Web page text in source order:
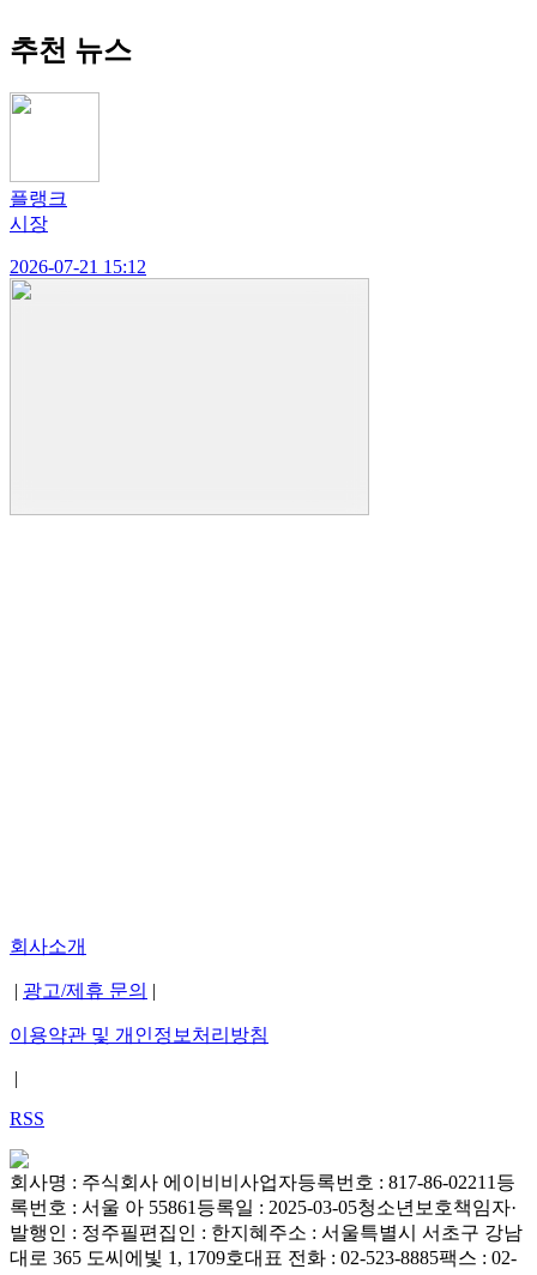
추천 뉴스
플랭크
시장
2026-07-21 15:12
회사소개
광고/제휴 문의
이용약관 및 개인정보처리방침
RSS
회사명 : 주식회사 에이비비 사업자등록번호 : 817-86-02211등
록번호 : 서울 아 55861등록일 : 2025-03-05청소년보호책임자·
발행인 : 정주필편집인 : 한지혜 주소 : 서울특별시 서초구 강남
대로 365 도씨에빛 1, 1709호대표 전화 : 02-523-8885팩스 : 02-